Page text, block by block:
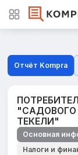
Отчёт Kompra
"САДОВОГО
ТЕКЕЛИ"
Основная
Налоги и